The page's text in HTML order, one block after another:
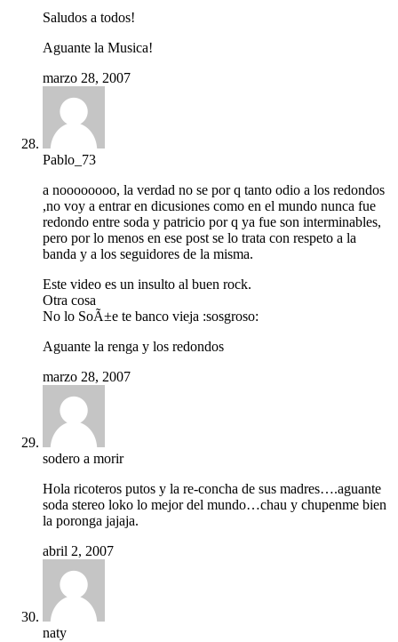
Saludos a todos!
Aguante la Musica!
marzo 28, 2007
Pablo_73
a noooooooo, la verdad no se por q tanto odio a los redondos
,no voy a entrar en dicusiones como en el mundo nunca fue
redondo entre soda y patricio por q ya fue son interminables,
pero por lo menos en ese post se lo trata con respeto a la
banda y a los seguidores de la misma.
Este video es un insulto al buen rock.
Otra cosa
No lo SoÃ±e te banco vieja :sosgroso:
Aguante la renga y los redondos
marzo 28, 2007
sodero a morir
Hola ricoteros putos y la re-concha de sus madres….aguante
soda stereo loko lo mejor del mundo…chau y chupenme bien
la poronga jajaja.
abril 2, 2007
naty